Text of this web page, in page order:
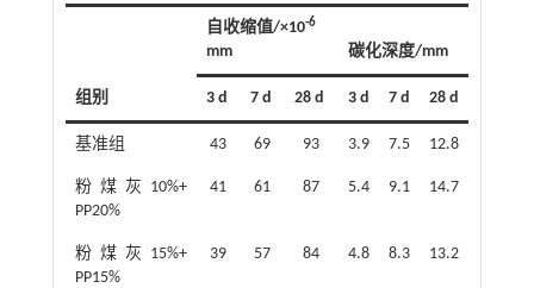
组别
自收缩值/×10-6
mm 碳化深度/mm
3 d 7 d 28 d 3 d 7 d 28 d
基准组 43 69 93 3.9 7.5 12.8
粉煤灰10%+
PP20%
41 61 87 5.4 9.1 14.7
粉煤灰15%+
PP15%
39 57 84 4.8 8.3 13.2